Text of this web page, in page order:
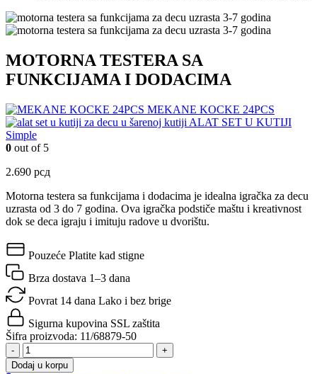
MOTORNA TESTERA SA
FUNKCIJAMA I DODACIMA
MEKANE KOCKE 24PCS
ALAT SET U KUTIJI
Simple
0 out of 5
2.690 рсд
Motorna testera sa funkcijama i dodacima je idealna igračka za decu
uzrasta od 3 do 7 godina. Ova igračka podstiče maštu i kreativnost
dok se deca igraju i imituju radove u dvorištu.
Pouzeće Platite kad stigne
Brza dostava 1–3 dana
Povrat 14 dana Lako i bez brige
Sigurna kupovina SSL zaštita
Šifra proizvoda: 11/68879-50
-
+
Dodaj u korpu